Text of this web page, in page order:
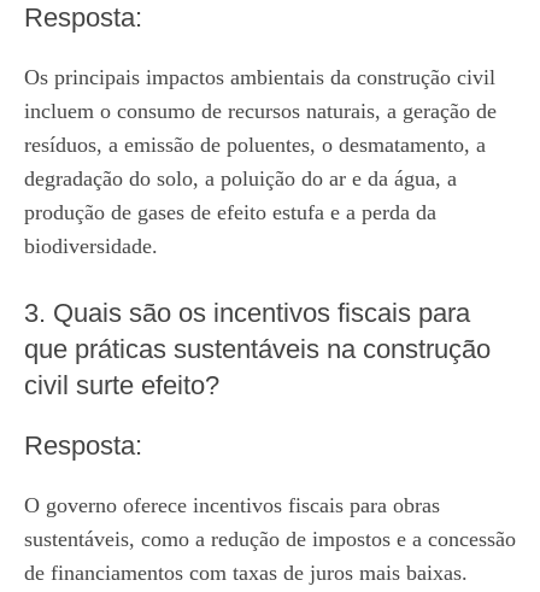
Resposta:
Os principais impactos ambientais da construção civil
incluem o consumo de recursos naturais, a geração de
resíduos, a emissão de poluentes, o desmatamento, a
degradação do solo, a poluição do ar e da água, a
produção de gases de efeito estufa e a perda da
biodiversidade.
3. Quais são os incentivos fiscais para
que práticas sustentáveis na construção
civil surte efeito?
Resposta:
O governo oferece incentivos fiscais para obras
sustentáveis, como a redução de impostos e a concessão
de financiamentos com taxas de juros mais baixas.